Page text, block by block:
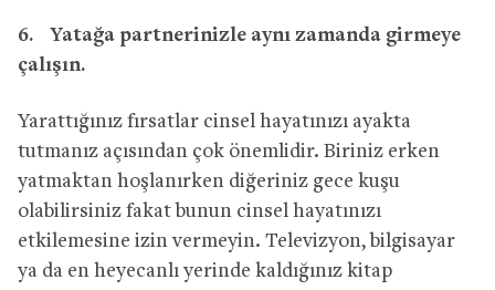
6. Yatağa partnerinizle aynı zamanda girmeye
çalışın.
Yarattığınız fırsatlar cinsel hayatınızı ayakta
tutmanız açısından çok önemlidir. Biriniz erken
yatmaktan hoşlanırken diğeriniz gece kuşu
olabilirsiniz fakat bunun cinsel hayatınızı
etkilemesine izin vermeyin. Televizyon, bilgisayar
ya da en heyecanlı yerinde kaldığınız kitap